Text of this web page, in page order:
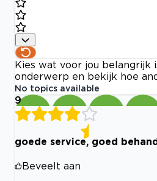
Kies wat voor jou belangrijk
onderwerp en bekijk hoe
No topics available
9
goede service, goed
Beveelt aan